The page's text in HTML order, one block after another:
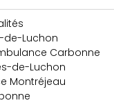
de-Luchon
Carbonne
de-Luchon
Montréjeau